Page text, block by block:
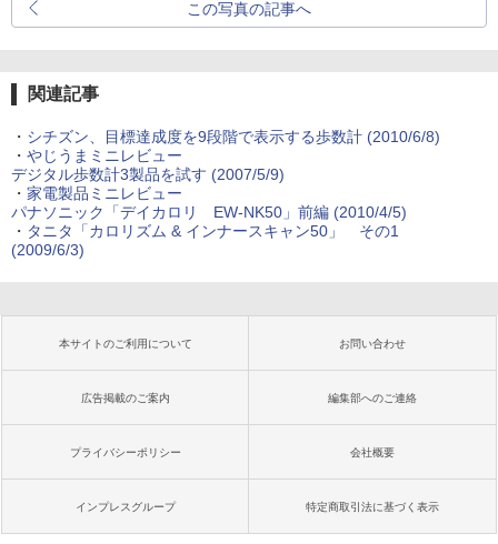
この写真の記事へ
関連記事
・ シチズン、目標達成度を9段階で表示する歩数計 (2010/6/8)
・ やじうまミニレビュー
デジタル歩数計3製品を試す (2007/5/9)
・ 家電製品ミニレビュー
パナソニック「デイカロリ EW-NK50」前編 (2010/4/5)
・ タニタ「カロリズム & インナースキャン50」 その1
(2009/6/3)
本サイトのご利用について お問い合わせ
広告掲載のご案内 編集部へのご連絡
プライバシーポリシー 会社概要
インプレスグループ 特定商取引法に基づく表示